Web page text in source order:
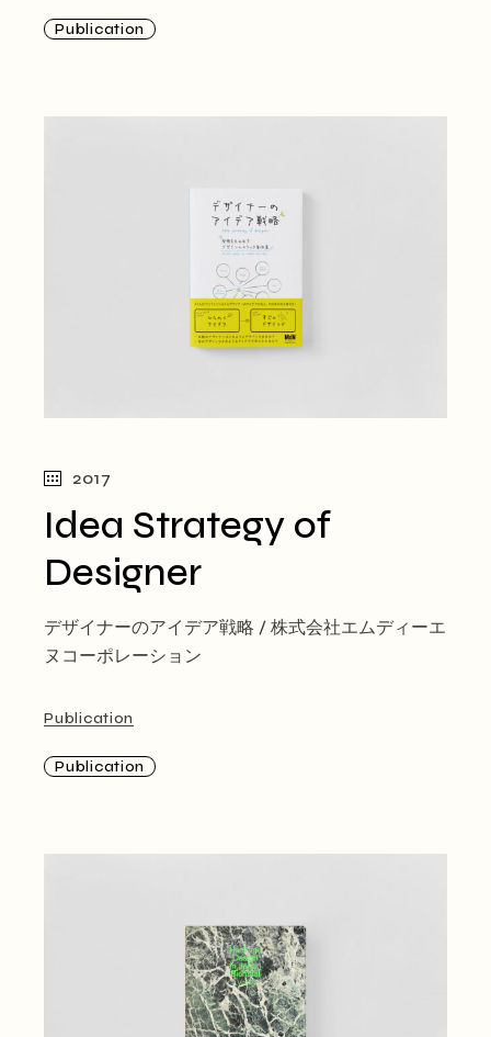
Publication
2017
Idea Strategy of
Designer
デザイナーのアイデア戦略 / 株式会社エムディーエ
ヌコーポレーション
Publication
Publication